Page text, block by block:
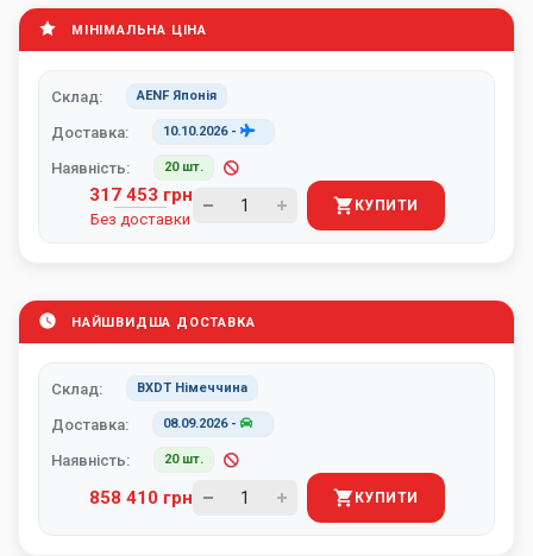
МІНІМАЛЬНА ЦІНА
Склад: AENF Японія
Доставка: 10.10.2026-
Наявність: 20 шт.
317 453 грн
Без доставки
КУПИТИ
НАЙШВИДША ДОСТАВКА
Склад: BXDT Німеччина
Доставка: 08.09.2026-
Наявність: 20 шт.
858 410 грн КУПИТИ